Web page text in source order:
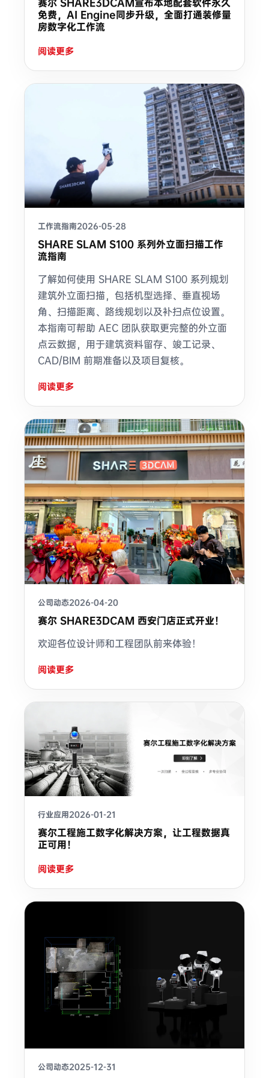
免费，AI Engine同步升级，全面打通装修量
房数字化工作流
阅读更多
工作流指南2026-05-28
SHARE SLAM S100 系列外立面扫描工作
流指南
了解如何使用 SHARE SLAM S100 系列规划
建筑外立面扫描，包括机型选择、垂直视场
角、扫描距离、路线规划以及补扫点位设置。
本指南可帮助 AEC 团队获取更完整的外立面
点云数据，用于建筑资料留存、竣工记录、
CAD/BIM 前期准备以及项目复核。
阅读更多
公司动态2026-04-20
赛尔 SHARE3DCAM 西安门店正式开业！
欢迎各位设计师和工程团队前来体验！
阅读更多
行业应用2026-01-21
赛尔工程施工数字化解决方案，让工程数据真
正可用！
阅读更多
公司动态2025-12-31